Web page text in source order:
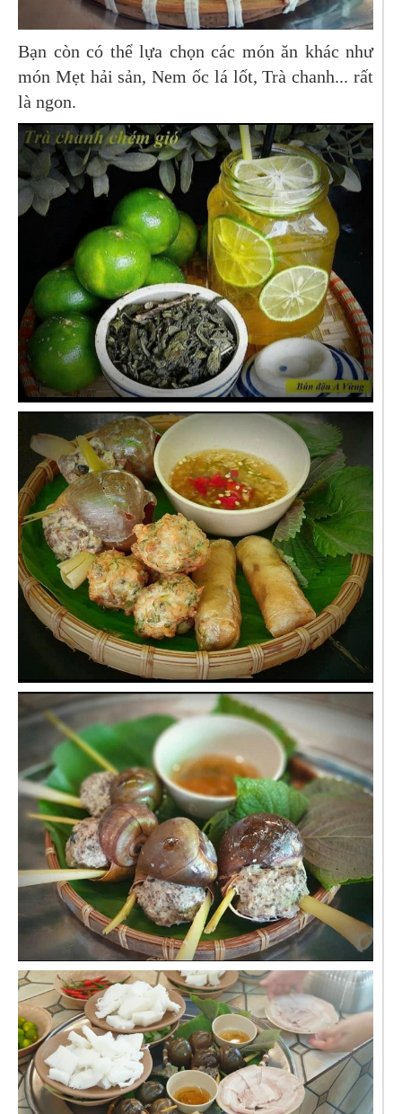
Bạn còn có thể lựa chọn các món ăn khác như
món Mẹt hải sản, Nem ốc lá lốt, Trà chanh... rất
là ngon.